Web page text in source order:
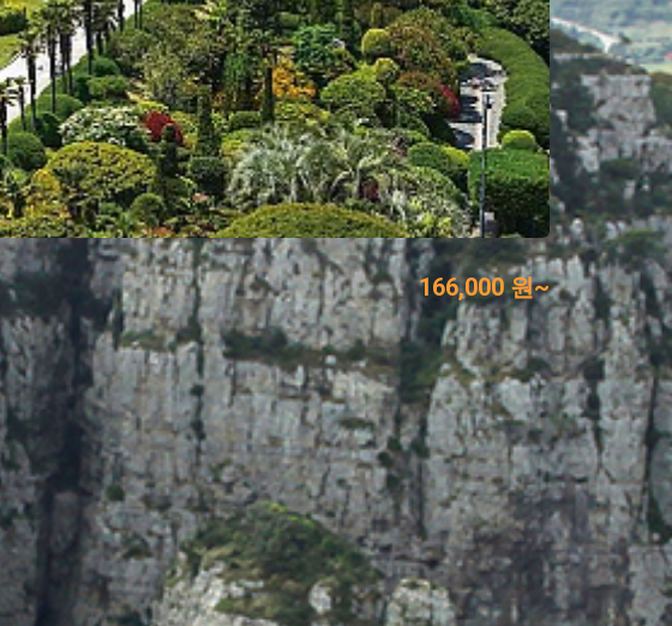
166,000 원~